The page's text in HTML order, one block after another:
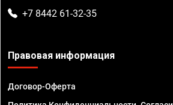
+7 8442 61-32-35
Правовая информация
Договор-Оферта